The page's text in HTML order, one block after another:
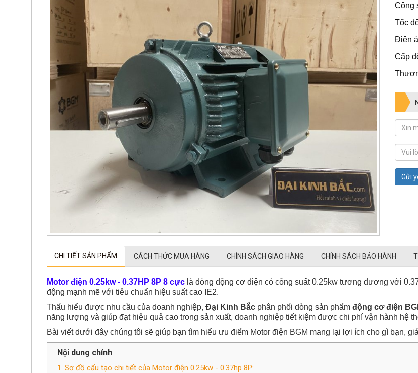
Công
Tốc
Điện
Cấp
Gửi
CHI TIẾT SẢN PHẨM CÁCH THỨC MUA HÀNG CHÍNH SÁCH GIAO HÀNG CHÍNH SÁCH BẢO HÀNH
Motor điện 0.25kw - 0.37HP 8P 8 cực là dòng động cơ điện có công suất 0.25kw tương đương với
động mạnh mẽ với tiêu chuẩn hiệu suất cao IE2.
Thấu hiểu được nhu cầu của doanh nghiệp, Đại Kinh Bắc phân phối dòng sản phẩm động cơ điện
năng lượng và giúp đạt hiệu quả cao trong sản xuất, doanh nghiệp tiết kiệm được chi phí vận hành hệ
Bài viết dưới đây chúng tôi sẽ giúp bạn tìm hiểu ưu điểm Motor điện BGM mang lại lợi ích cho gì bạn,
Nội dung chính
1. Sơ đồ cấu tạo chi tiết của Motor điện 0.25kw - 0.37hp 8P: